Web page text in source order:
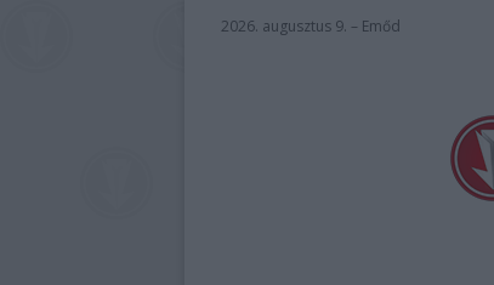
2026. augusztus 9. – Emőd